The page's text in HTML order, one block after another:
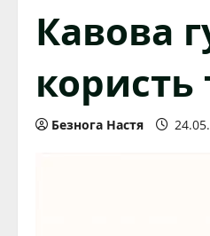
Кавова
користь
Безнога Настя